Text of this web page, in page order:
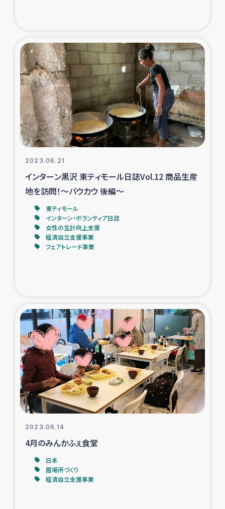
石巻市街地在宅被災者支援
復興応援隊の活動
仮設住宅生活支援・農業復興支援
漁業復興支援
経済自立支援事業
ガザ空爆被災者への食料支援と農家生産支援
ガザ地区における被災住民への緊急支援
ガザ地区酪農を通した女性グループの生計支援
ふりかけ普及と食生活改善による栄養改善事業
フェアトレード事業
女性の生計向上を通じた子どもの栄養改善事業
2023.06.21
インターン黒沢 東ティモール日誌Vol.12 商品生産
地を訪問！～バウカウ 後編～
東ティモール
インターン・ボランティア日誌
女性の生計向上支援
経済自立支援事業
フェアトレード事業
2023.06.14
4月のみんかふぇ食堂
日本
居場所づくり
経済自立支援事業